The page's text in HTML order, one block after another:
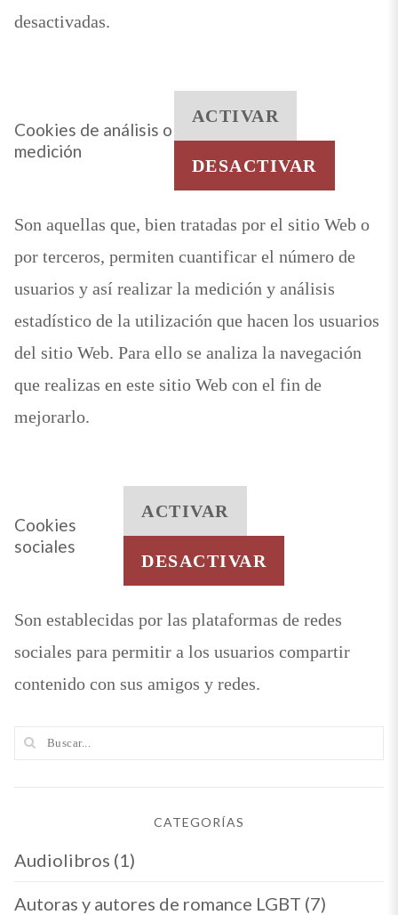
desactivadas.
Cookies de análisis o
medición
ACTIVAR
DESACTIVAR
Son aquellas que, bien tratadas por el sitio Web o
por terceros, permiten cuantificar el número de
usuarios y así realizar la medición y análisis
estadístico de la utilización que hacen los usuarios
del sitio Web. Para ello se analiza la navegación
que realizas en este sitio Web con el fin de
mejorarlo.
Cookies
sociales
ACTIVAR
DESACTIVAR
Son establecidas por las plataformas de redes
sociales para permitir a los usuarios compartir
contenido con sus amigos y redes.
CATEGORÍAS
Audiolibros (1)
Autoras y autores de romance LGBT (7)